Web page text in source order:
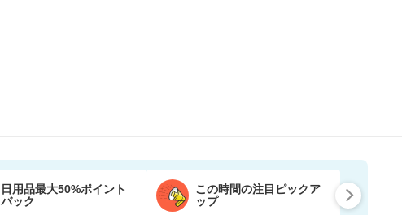
日用品最大50%ポイント
バック
この時間の注目ピックア
ップ